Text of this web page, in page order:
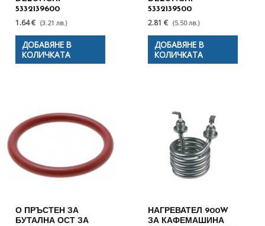
5332139600
1.64 € (3.21 лв.)
ДОБАВЯНЕ В
КОЛИЧКАТА
5332139500
2.81 € (5.50 лв.)
ДОБАВЯНЕ В
КОЛИЧКАТА
О ПРЪСТЕН ЗА
БУТАЛНА ОСТ ЗА
НАГРЕВАТЕЛ 900W
ЗА КАФЕМАШИНА